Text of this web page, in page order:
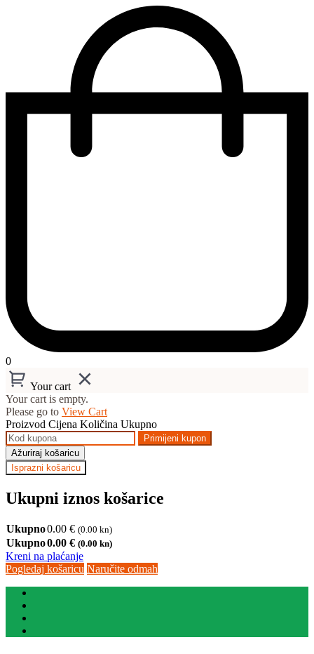
0
Your cart
Your cart is empty.
Please go to View Cart
Proizvod Cijena Količina Ukupno
Primijeni kupon
Ažuriraj košaricu
Isprazni košaricu
Ukupni iznos košarice
Ukupno0.00 € (0.00 kn)
Ukupno0.00 € (0.00 kn)
Kreni na plaćanje
Pogledaj košaricu Naručite odmah